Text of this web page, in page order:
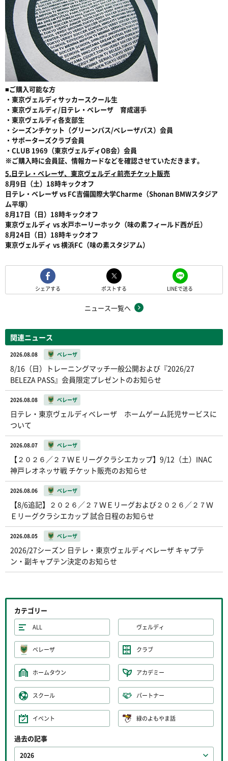
■ご購入可能な方
・東京ヴェルディサッカースクール生
・東京ヴェルディ/日テレ・ベレーザ 育成選手
・東京ヴェルディ各支部生
・シーズンチケット（グリーンパス/ベレーザパス）会員
・サポーターズクラブ会員
・CLUB 1969（東京ヴェルディOB会）会員
※ご購入時に会員証、情報カードなどを確認させていただきます。
5.日テレ・ベレーザ、東京ヴェルディ前売チケット販売
8月9日（土）18時キックオフ
日テレ・ベレーザ vs FC吉備国際大学Charme（Shonan BMWスタジア
ム平塚）
8月17日（日）18時キックオフ
東京ヴェルディ vs 水戸ホーリーホック（味の素フィールド西が丘）
8月24日（日）18時キックオフ
東京ヴェルディ vs 横浜FC（味の素スタジアム）
シェアする ポストする LINEで送る
ニュース一覧へ
関連ニュース
2026.08.08 ベレーザ
8/16（日）トレーニングマッチ一般公開および『2026/27
BELEZA PASS』会員限定プレゼントのお知らせ
2026.08.08 ベレーザ
日テレ・東京ヴェルディベレーザ ホームゲーム託児サービスに
ついて
2026.08.07 ベレーザ
【２０２６／２７ＷＥリーグクラシエカップ】9/12（土）INAC
神戸レオネッサ戦 チケット販売のお知らせ
2026.08.06 ベレーザ
【8/6追記】２０２６／２７ＷＥリーグおよび２０２６／２７Ｗ
Ｅリーグクラシエカップ 試合日程のお知らせ
2026.08.05 ベレーザ
2026/27シーズン 日テレ・東京ヴェルディベレーザ キャプテ
ン・副キャプテン決定のお知らせ
カテゴリー
ALL ヴェルディ
ベレーザ クラブ
ホームタウン アカデミー
スクール パートナー
イベント 緑のよもやま話
過去の記事
2026